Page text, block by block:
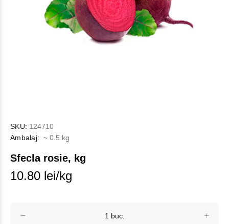
SKU: 124710
Ambalaj: ~ 0.5 kg
Sfecla rosie, kg
10.80 lei/kg